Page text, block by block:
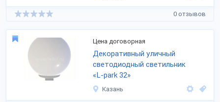
0 отзывов
Цена договорная
Декоративный уличный
светодиодный светильник
«L-park 32»
Казань